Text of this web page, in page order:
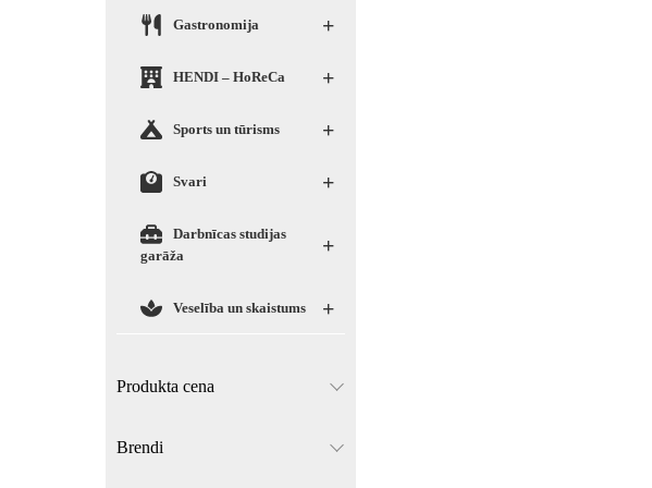
+
Gastronomija
+
HENDI – HoReCa
+
Sports un tūrisms
+
Svari
+
Darbnīcas studijas
garāža
+
Veselība un skaistums
Produkta cena
Brendi